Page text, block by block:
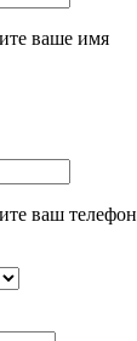
ваше имя
ваш телефон